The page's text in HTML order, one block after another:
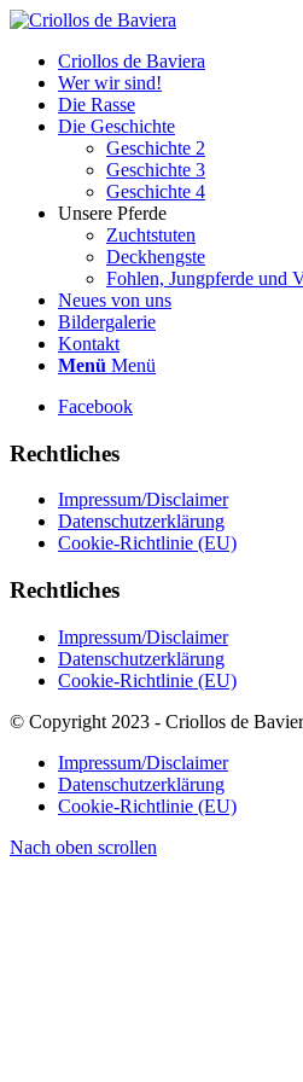
Criollos de Baviera
Wer wir sind!
Die Rasse
Die Geschichte
Geschichte 2
Geschichte 3
Geschichte 4
Unsere Pferde
Zuchtstuten
Deckhengste
Fohlen, Jungpferde und
Neues von uns
Bildergalerie
Kontakt
Menü Menü
Facebook
Rechtliches
Impressum/Disclaimer
Datenschutzerklärung
Cookie-Richtlinie (EU)
Rechtliches
Impressum/Disclaimer
Datenschutzerklärung
Cookie-Richtlinie (EU)
© Copyright 2023 - Criollos de
Impressum/Disclaimer
Datenschutzerklärung
Cookie-Richtlinie (EU)
Nach oben scrollen